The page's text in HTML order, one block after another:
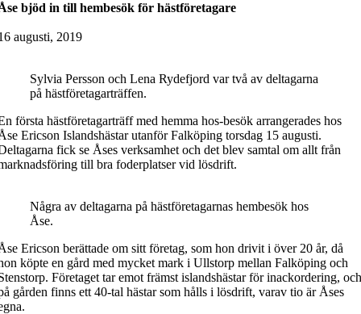
bjöd in till hembesök för hästföretagare
augusti, 2019
Sylvia Persson och Lena Rydefjord var två av deltagarna
på hästföretagarträffen.
första hästföretagarträff med hemma hos-besök arrangerades hos
Ericson Islandshästar utanför Falköping torsdag 15 augusti.
fick se Åses verksamhet och det blev samtal om allt från
till bra foderplatser vid lösdrift.
Några av deltagarna på hästföretagarnas hembesök hos
Åse.
Ericson berättade om sitt företag, som hon drivit i över 20 år, då
köpte en gård med mycket mark i Ullstorp mellan Falköping och
Företaget tar emot främst islandshästar för inackordering,
gården finns ett 40-tal hästar som hålls i lösdrift, varav tio är Åses